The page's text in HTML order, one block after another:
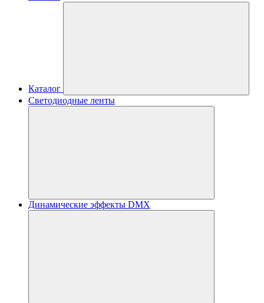
Каталог
Светодиодные ленты
Динамические эффекты DMX